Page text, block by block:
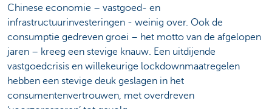
Chinese economie – vastgoed- en
infrastructuurinvesteringen - weinig over. Ook de
consumptie gedreven groei – het motto van de afgelopen
jaren – kreeg een stevige knauw. Een uitdijende
vastgoedcrisis en willekeurige lockdownmaatregelen
hebben een stevige deuk geslagen in het
consumentenvertrouwen, met overdreven